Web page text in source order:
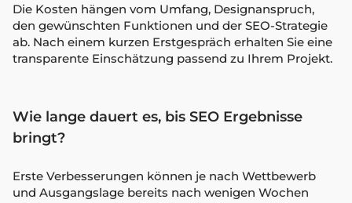
Die Kosten hängen vom Umfang, Designanspruch,
den gewünschten Funktionen und der SEO-Strategie
ab. Nach einem kurzen Erstgespräch erhalten Sie eine
transparente Einschätzung passend zu Ihrem Projekt.
Wie lange dauert es, bis SEO Ergebnisse
bringt?
Erste Verbesserungen können je nach Wettbewerb
und Ausgangslage bereits nach wenigen Wochen